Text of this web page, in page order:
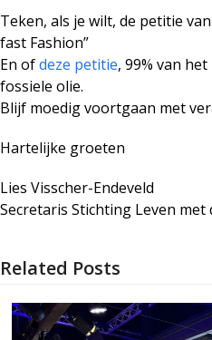
Teken, als je wilt, de petitie
fast Fashion”
En ofdeze petitie, 99% van
fossiele olie.
Blijf moedig voortgaan met
Hartelijke groeten
Lies Visscher-Endeveld
Secretaris Stichting Leven met
Related Posts